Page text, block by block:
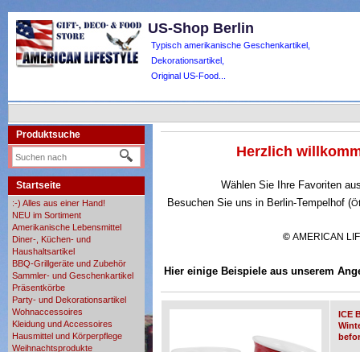
US-Shop Berlin
Typisch amerikanische Geschenkartikel,
Dekorationsartikel,
Original US-Food...
Produktsuche
Startseite
:-) Alles aus einer Hand!
NEU im Sortiment
Amerikanische Lebensmittel
Diner-, Küchen- und
Haushaltsartikel
BBQ-Grillgeräte und Zubehör
Sammler- und Geschenkartikel
Präsentkörbe
Party- und Dekorationsartikel
Wohnaccessoires
Kleidung und Accessoires
Hausmittel und Körperpflege
Weihnachtsprodukte
Herzlich
Wählen Sie Ihre Favoriten
Besuchen Sie uns in Berlin-Tempelhof (
© AMERICAN
Hier einige Beispiele aus unserem
ICE